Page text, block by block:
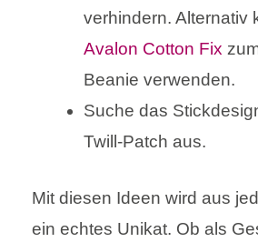
verhindern. Alternativ
Avalon Cotton Fix
Beanie verwenden.
Suche das
Twill-Patch aus.
Mit diesen Ideen wird aus
ein echtes Unikat. Ob als